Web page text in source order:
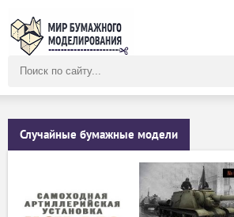
сайту
Случайные бумажные модели